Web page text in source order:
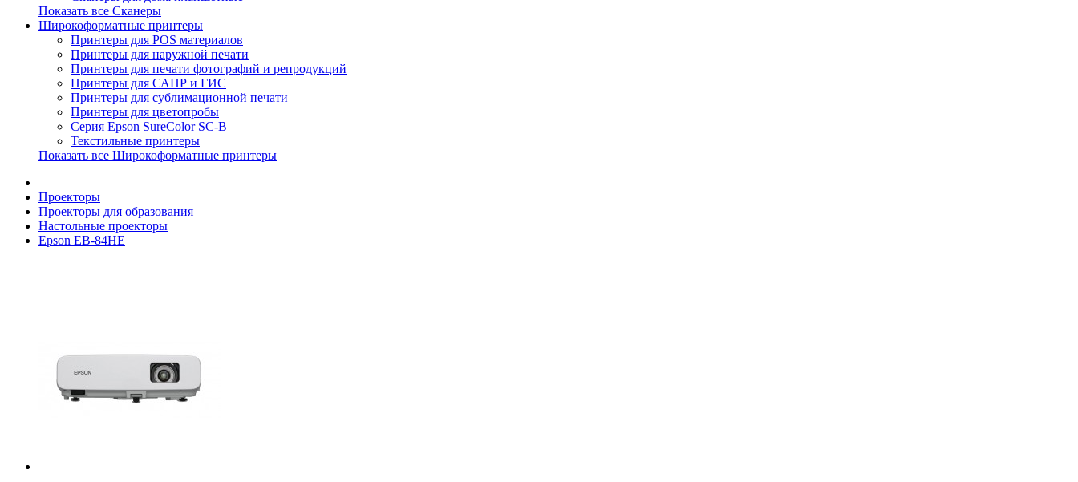
Показать все Сканеры
Широкоформатные принтеры
Принтеры для POS материалов
Принтеры для наружной печати
Принтеры для печати фотографий и репродукций
Принтеры для САПР и ГИС
Принтеры для сублимационной печати
Принтеры для цветопробы
Серия Epson SureColor SC-B
Текстильные принтеры
Показать все Широкоформатные принтеры
Проекторы
Проекторы для образования
Настольные проекторы
Epson EB-84HE